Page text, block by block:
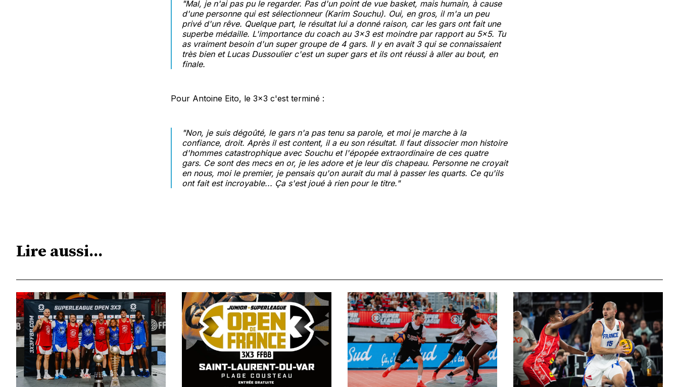
"Mal, je n'ai pas pu le regarder. Pas d'un point de vue basket, mais humain, à cause
d'une personne qui est sélectionneur (Karim Souchu). Oui, en gros, il m'a un peu
privé d'un rêve. Quelque part, le résultat lui a donné raison, car les gars ont fait une
superbe médaille. L'importance du coach au 3x3 est moindre par rapport au 5x5. Tu
as vraiment besoin d'un super groupe de 4 gars. Il y en avait 3 qui se connaissaient
très bien et Lucas Dussoulier c'est un super gars et ils ont réussi à aller au bout, en
finale.
Pour Antoine Eito, le 3x3 c'est terminé :
"Non, je suis dégoûté, le gars n'a pas tenu sa parole, et moi je marche à la
confiance, droit. Après il est content, il a eu son résultat. Il faut dissocier mon histoire
d'hommes catastrophique avec Souchu et l'épopée extraordinaire de ces quatre
gars. Ce sont des mecs en or, je les adore et je leur dis chapeau. Personne ne croyait
en nous, moi le premier, je pensais qu'on aurait du mal à passer les quarts. Ce qu'ils
ont fait est incroyable... Ça s'est joué à rien pour le titre."
Lire aussi...